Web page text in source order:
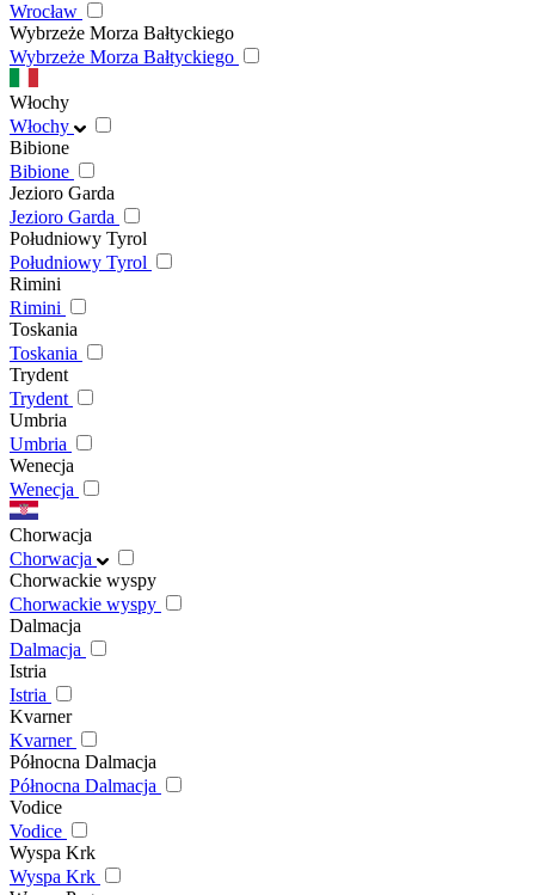
Wrocław
Wybrzeże Morza Bałtyckiego
Wybrzeże Morza Bałtyckiego
Włochy
Włochy
Bibione
Bibione
Jezioro Garda
Jezioro Garda
Południowy Tyrol
Południowy Tyrol
Rimini
Rimini
Toskania
Toskania
Trydent
Trydent
Umbria
Umbria
Wenecja
Wenecja
Chorwacja
Chorwacja
Chorwackie wyspy
Chorwackie wyspy
Dalmacja
Dalmacja
Istria
Istria
Kvarner
Kvarner
Północna Dalmacja
Północna Dalmacja
Vodice
Vodice
Wyspa Krk
Wyspa Krk